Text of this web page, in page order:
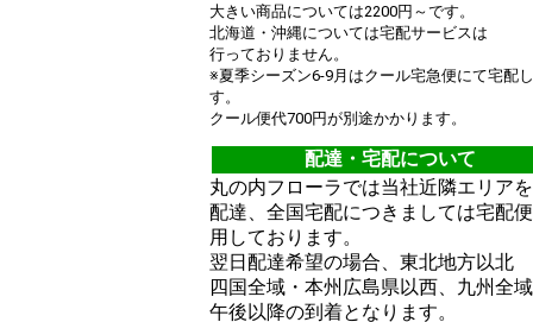
大きい商品については2200円～です。
北海道・沖縄については宅配サービスは
行っておりません。
※夏季シーズン6-9月はクール宅急便にて宅配
す。
クール便代700円が別途かかります。
配達・宅配について
丸の内フローラでは当社近隣エリア
配達、全国宅配につきましては宅配
用しております。
翌日配達希望の場合、東北地方以北
四国全域・本州広島県以西、九州全
午後以降の到着となります。